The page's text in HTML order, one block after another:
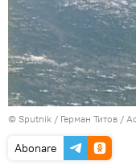
© Sputnik / Герман Титов /
Abonare